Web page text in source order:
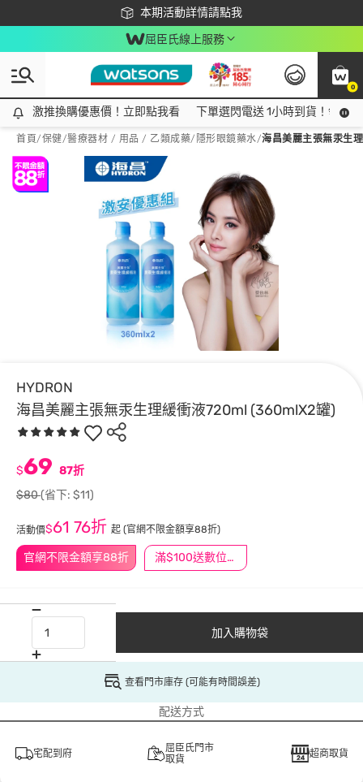
本期活動詳情請點我
下載app最高回饋$350
屈臣氏線上服務
0
激推換購優惠價！立即點我看
激推換購優惠價！立即點我看 下單選閃電送 1小時到貨！領神
首頁/保健/醫療器材 / 用品 / 乙類成藥/ 隱形眼鏡藥水/海昌美麗主張無汞生
HYDRON
海昌美麗主張無汞生理緩衝液720ml (360mlX2罐)
官網不限金額享88折 滿$100送數位印花
$69 87折
$80(省下: $11)
活動價$61 76折 起 (官網不限金額享88折)
加入購物袋
查看門市庫存 (可能有時間誤差)
配送方式
宅配到府
屈臣氏門市
取貨
超商取貨